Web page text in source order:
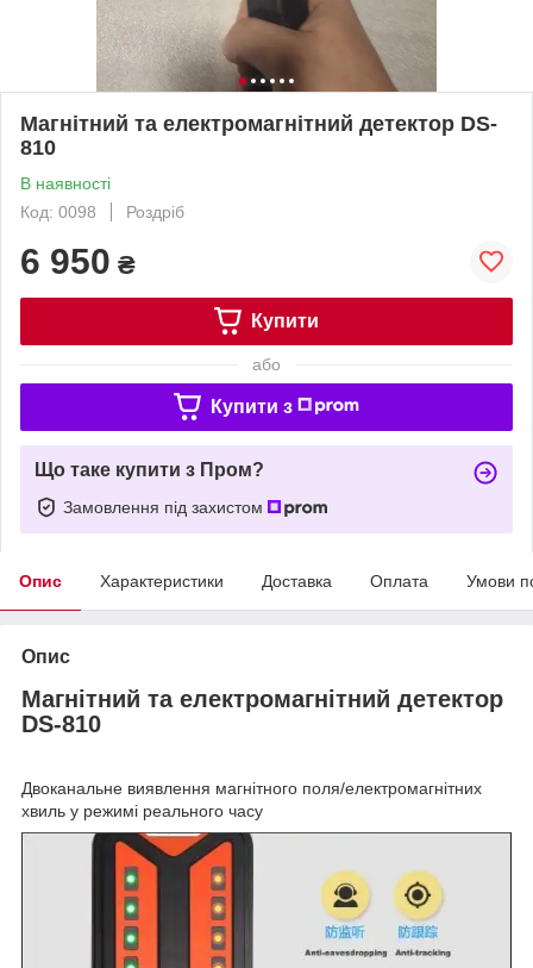
Магнітний та електромагнітний детектор DS-
810
В наявності
Код: 0098
Роздріб
6 950 ₴
Купити
або
Купити з
Що таке купити з Пром?
Замовлення під захистом
Опис Характеристики Доставка Оплата Умови
Опис
Магнітний та електромагнітний детектор
DS-810
Двоканальне виявлення магнітного поля/електромагнітних
хвиль у режимі реального часу